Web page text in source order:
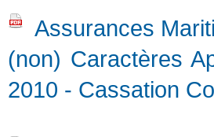
Assurances
(non) Caractères
2010 - Cassation